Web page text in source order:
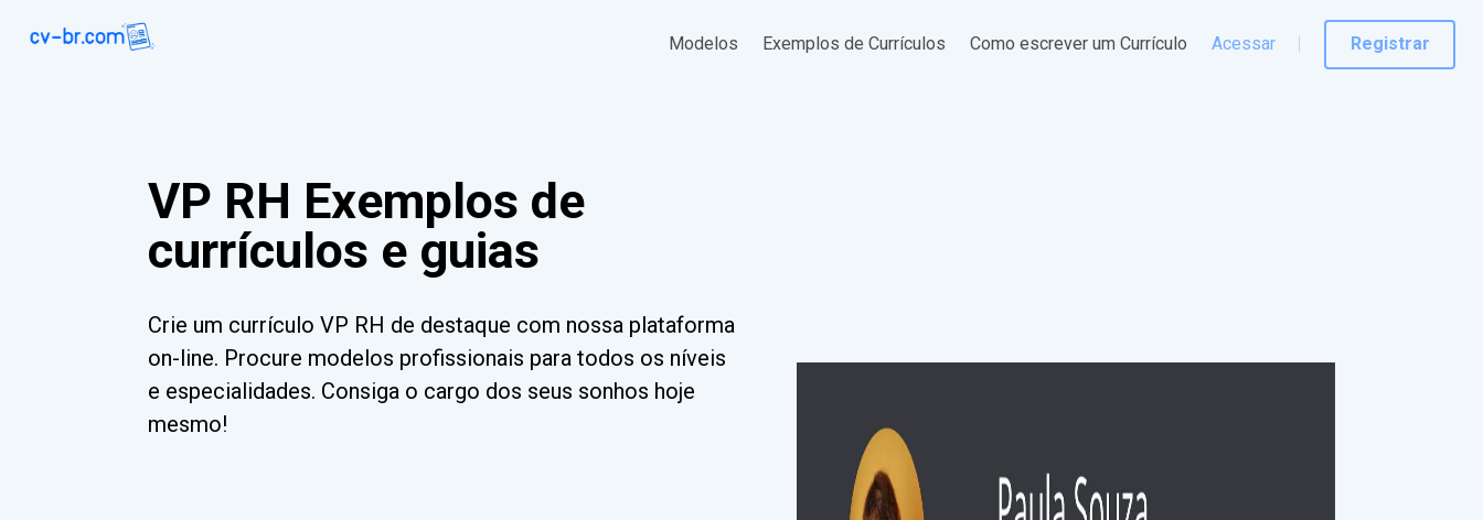
Modelos Exemplos de Currículos Como escrever um Currículo Acessar Registrar
VP RH Exemplos de
currículos e guias
Crie um currículo VP RH de destaque com nossa plataforma
on-line. Procure modelos profissionais para todos os níveis
e especialidades. Consiga o cargo dos seus sonhos hoje
mesmo!